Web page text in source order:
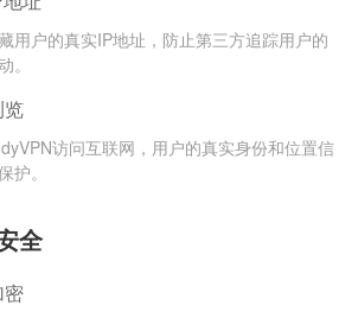
用户的真实IP地址，防止第三方追踪用户的
。
览
访问互联网，用户的真实身份和位置信
护。
全
密